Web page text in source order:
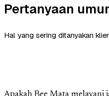
Pertanyaan
Hal yang sering ditanyakan